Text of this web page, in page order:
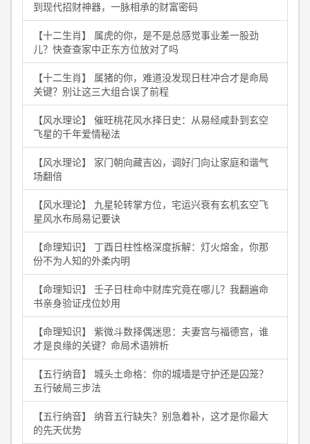
到现代招财神器，一脉相承的财富密码
【十二生肖】 属虎的你，是不是总感觉事业差一股劲
儿？快查查家中正东方位放对了吗
【十二生肖】 属猪的你，难道没发现日柱冲合才是命局
关键？别让这三大组合误了前程
【风水理论】 催旺桃花风水择日史：从易经咸卦到玄空
飞星的千年爱情秘法
【风水理论】 家门朝向藏吉凶，调好门向让家庭和谐气
场翻倍
【风水理论】 九星轮转掌方位，宅运兴衰有玄机玄空飞
星风水布局易记要诀
【命理知识】 丁酉日柱性格深度拆解：灯火熔金，你那
份不为人知的外柔内明
【命理知识】 壬子日柱命中财库究竟在哪儿？我翻遍命
书亲身验证戌位妙用
【命理知识】 紫微斗数择偶迷思：夫妻宫与福德宫，谁
才是良缘的关键？命局术语辨析
【五行纳音】 城头土命格：你的城墙是守护还是囚笼？
五行破局三步法
【五行纳音】 纳音五行缺失？别急着补，这才是你最大
的先天优势